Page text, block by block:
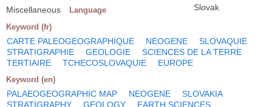
Miscellaneous Language Slovak
Keyword (fr)
CARTE PALEOGEOGRAPHIQUE NEOGENE
SLOVAQUIE
STRATIGRAPHIE
GEOLOGIE
SCIENCES DE LA TERRE
TERTIAIRE
TCHECOSLOVAQUIE EUROPE
Keyword (en)
PALAEOGEOGRAPHIC MAP NEOGENE
SLOVAKIA
STRATIGRAPHY
GEOLOGY EARTH SCIENCES